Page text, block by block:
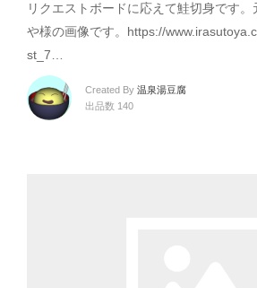
リクエストボードに応えて鮭切身です。
や様の画像です。https://
st_7…
Created By 温泉湯豆腐
出品数 140